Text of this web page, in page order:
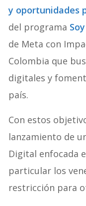
y oportunidades
del programa
de Meta con
Colombia que
digitales y
país.
Con estos
lanzamiento de
Digital enfocada
particular los
restricción para